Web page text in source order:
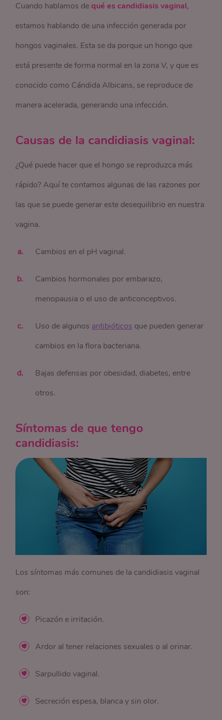
Cuando hablamos dequé es candidiasis vaginal,
estamos hablando de una infección generada por
hongos vaginales. Esta se da porque un hongo que
está presente de forma normal en la zona V, y que es
conocido como Cándida Albicans, se reproduce de
manera acelerada, generando una infección.
Causas de la candidiasis vaginal:
¿Qué puede hacer que el hongo se reproduzca más
rápido? Aquí te contamos algunas de las razones por
las que se puede generar este desequilibrio en nuestra
vagina.
Cambios en el pH vaginal.
Cambios hormonales por embarazo,
menopausia o el uso de anticonceptivos.
Uso de algunos antibióticos que pueden generar
cambios en la flora bacteriana.
Bajas defensas por obesidad, diabetes, entre
otros.
Síntomas de que tengo
candidiasis:
Los síntomas más comunes de la candidiasis vaginal
son:
Picazón e irritación.
Ardor al tener relaciones sexuales o al orinar.
Sarpullido vaginal.
Secreción espesa, blanca y sin olor.